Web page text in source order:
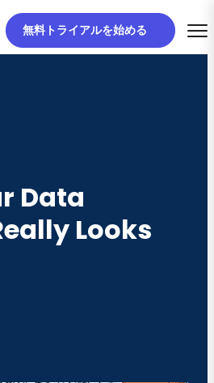
無料トライアルを始める
Data
Looks